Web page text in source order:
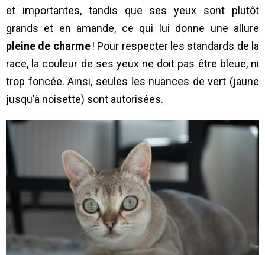
et importantes, tandis que ses yeux sont plutôt
grands et en amande, ce qui lui donne une allure
pleine de charme! Pour respecter les standards de la
race, la couleur de ses yeux ne doit pas être bleue, ni
trop foncée. Ainsi, seules les nuances de vert (jaune
jusqu’à noisette) sont autorisées.